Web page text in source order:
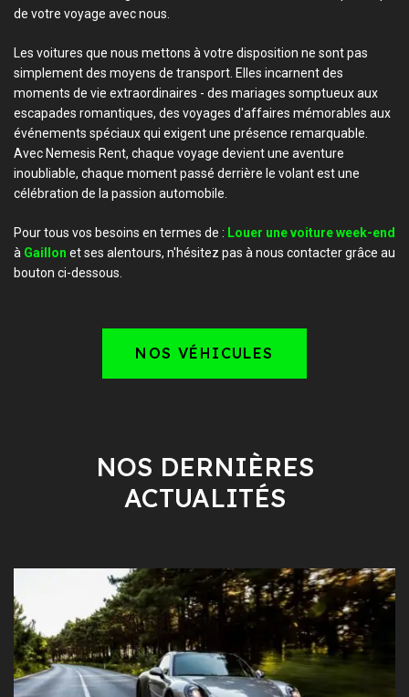
de votre voyage avec nous.
Les voitures que nous mettons à votre disposition ne sont pas
simplement des moyens de transport. Elles incarnent des
moments de vie extraordinaires - des mariages somptueux aux
escapades romantiques, des voyages d'affaires mémorables aux
événements spéciaux qui exigent une présence remarquable.
Avec Nemesis Rent, chaque voyage devient une aventure
inoubliable, chaque moment passé derrière le volant est une
célébration de la passion automobile.
Pour tous vos besoins en termes de : Louer une voiture week-end
à Gaillon et ses alentours, n'hésitez pas à nous contacter grâce au
bouton ci-dessous.
NOS VÉHICULES
NOS DERNIÈRES
ACTUALITÉS